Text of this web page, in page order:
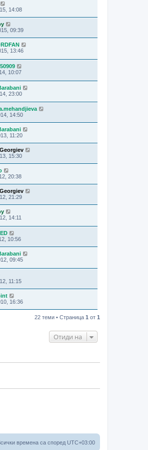
14:08
09:39
13:46
10:07
23:00
14:50
11:20
15:30
20:38
21:29
14:11
10:56
09:45
11:15
16:36
22 теми • Страница 1 от 1
Отиди на
времена са според UTC+03:00